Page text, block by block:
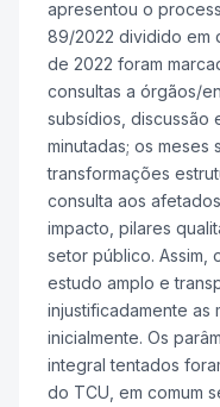
apresentou o
89/2022 dividido em
de 2022 foram
consultas a órgãos/
subsídios, discussão
minutadas; os
transformações
consulta aos
impacto, pilares
setor público. Assim,
estudo amplo e
injustificadamente as
inicialmente. Os
integral tentados
do TCU, em comum